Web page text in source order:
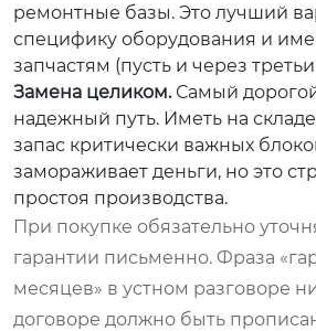
ремонтные базы. Это лучший
специфику оборудования и
запчастям (пусть и через
Замена целиком.Самый
надежный путь. Иметь на
запас критически важных
замораживает деньги, но это
простоя производства.
При покупке обязательно
гарантии письменно. Фраза
месяцев» в устном разговоре
договоре должно быть